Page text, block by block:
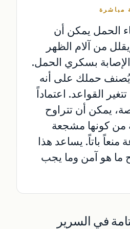
مباشرة
الحمل يمكن أن
من آلام الظهر
بسكري الحمل.
يُصنف حملك على أنه
القواعد. اعتماداً
يمكن أن تتراوح
من كونها مشجعة
منعاً باتاً. يساعد هذا
ما هو آمن وما يجب
في السرير